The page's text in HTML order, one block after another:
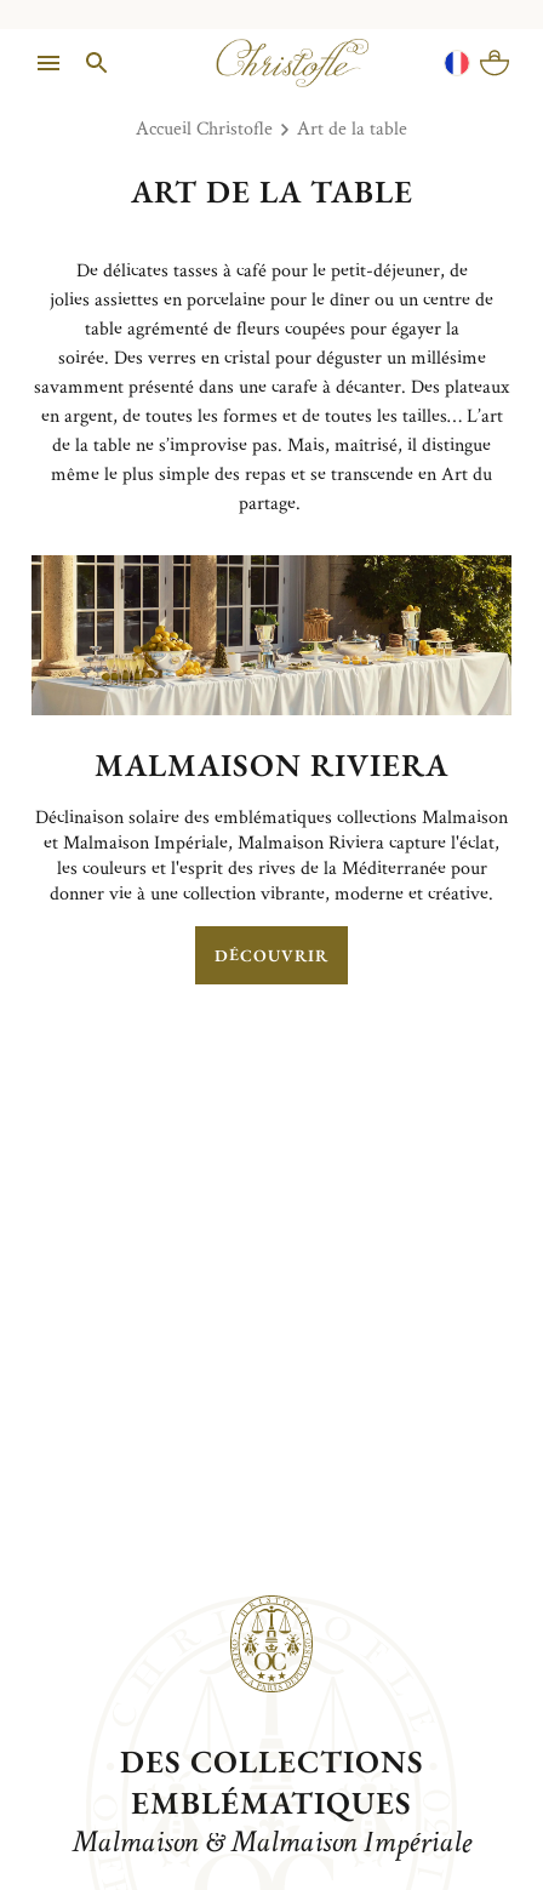
Accueil Christofle Art de la table
ART DE LA TABLE
De délicates tasses à cafépour le petit-déjeuner, de
jolies assiettes en porcelainepour le dîner ou uncentre de
tableagrémenté de fleurs coupées pour égayer la
soirée. Des verres en cristal pourdégusterun millésime
savamment présenté dans unecarafeà décanter. Des plateaux
en argent, de toutes les formes et de toutes les tailles…L’art
de la table ne s’improvise pas. Mais, maîtrisé, il distingue
même le plus simple des repas et se transcende en Art du
partage.
MALMAISON RIVIERA
Déclinaison solaire des emblématiques collections Malmaison
et Malmaison Impériale, Malmaison Riviera capture l'éclat,
les couleurs et l'esprit des rives de la Méditerranée pour
donner vie à une collection vibrante, moderne et créative.
DÉCOUVRIR
DES COLLECTIONS
EMBLÉMATIQUES
Malmaison & Malmaison Impériale